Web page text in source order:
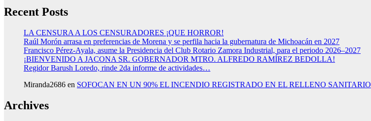
Recent Posts
LA CENSURA A LOS CENSURADORES ¡QUE HORROR!
Raúl Morón arrasa en preferencias de Morena y se perfila hacia la gubernatura de Michoacán en 2027
Francisco Pérez-Ayala, asume la Presidencia del Club Rotario Zamora Industrial, para el periodo 2026–2027
¡BIENVENIDO A JACONA SR. GOBERNADOR MTRO. ALFREDO RAMÍREZ BEDOLLA!
Regidor Barush Loredo, rinde 2da informe de actividades…
Miranda2686 en SOFOCAN EN UN 90% EL INCENDIO REGISTRADO EN EL RELLENO SANITARIO
Archives